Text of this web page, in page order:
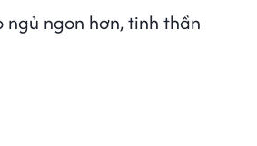
ngủ ngon hơn, tinh thần